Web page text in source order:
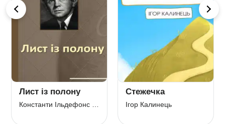
із полону
Константи Ільдефонс Галчинський
Стежечка
Ігор Калинець